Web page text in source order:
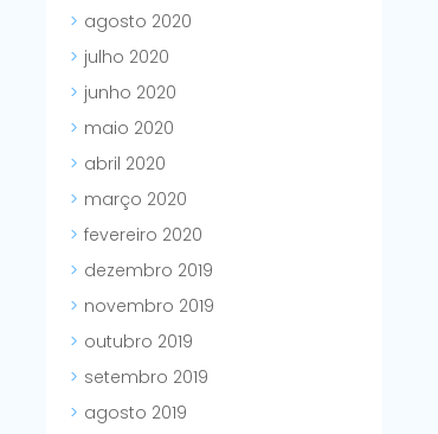
agosto 2020
julho 2020
junho 2020
maio 2020
abril 2020
março 2020
fevereiro 2020
dezembro 2019
novembro 2019
outubro 2019
setembro 2019
agosto 2019